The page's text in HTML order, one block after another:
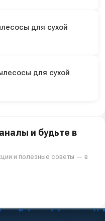
для сухой
для сухой
и будьте в
и полезные советы — в